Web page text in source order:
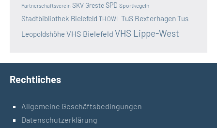
Partnerschaftsverein SKV GresteSPD Sportkegeln
Stadtbibliothek Bielefeld TH OWL TuS BexterhagenTus
Leopoldshöhe VHS Bielefeld VHS Lippe-West
Rechtliches
Allgemeine Geschäftsbedingungen
Datenschutzerklärung